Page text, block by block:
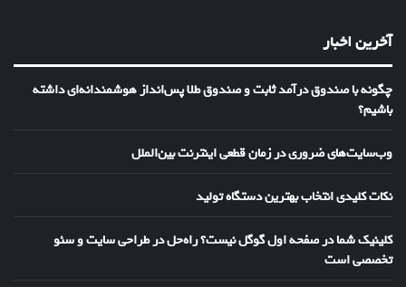
آخرین اخبار
چگونه با صندوق درآمد ثابت و صندوق طلا پس‌انداز هوشمندانه‌ای داشته
باشیم؟
وب‌سایت‌های ضروری در زمان قطعی اینترنت بین‌الملل
نکات کلیدی انتخاب بهترین دستگاه تولید
کلینیک شما در صفحه اول گوگل نیست؟ راه‌حل در طراحی سایت و سئو
تخصصی است